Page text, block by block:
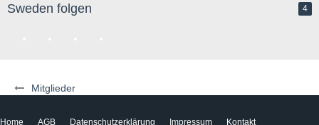
Mitglieder
Sweden folgen 4
Home AGB Datenschutzerklärung Impressum Kontakt